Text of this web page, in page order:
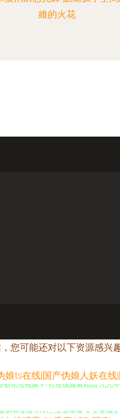
維的火花
您可能还对以下资源感兴
娘ts在线|国产伪娘人妖在
创论坛视频 91社在线观看精品 九九